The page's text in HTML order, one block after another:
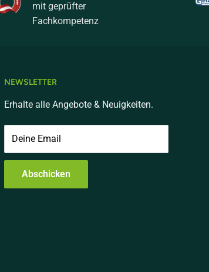
mit geprüfter
Fachkompetenz
NEWSLETTER
Erhalte alle Angebote & Neuigkeiten.
Deine Email
Abschicken